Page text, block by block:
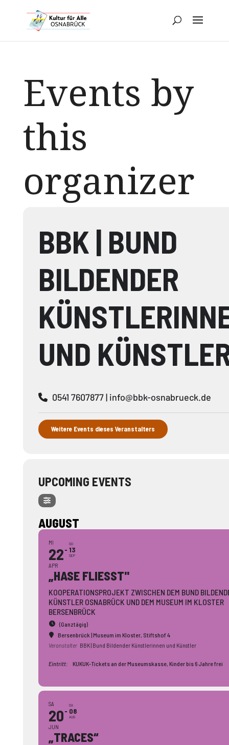
Events by
this
organizer
BBK | BUND
BILDENDER
UND
0541 7607877 | info@bbk-osnabrueck.de
Weitere Events dieses Veranstalters
UPCOMING EVENTS
AUGUST
MI
22
APR
SO
13
SEP
„HASE FLIESST"
KOOPERATIONSPROJEKT ZWISCHEN DEM BUND
KÜNSTLER OSNABRÜCK UND DEM MUSEUM IM KLOSTER
BERSENBRÜCK
(Ganztägig)
Bersenbrück | Museum im Kloster, Stiftshof 4
Veranstalter BBK | Bund Bildender Künstlerinnen und Künstler
Eintritt: KUKUK-Tickets an der Museumskasse, Kinder bis 6 Jahre frei
SA
20
JUN
SA
08
AUG
„TRACES“